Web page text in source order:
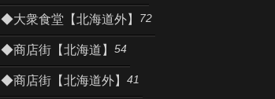
◆大衆食堂【北海道外】 72
◆商店街【北海道】 54
◆商店街【北海道外】 41